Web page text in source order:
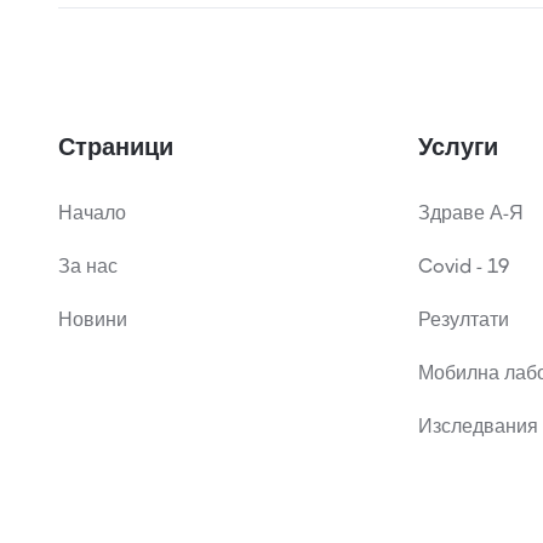
Страници
Начало
За нас
Новини
Услуги
Здраве А-Я
Covid - 19
Резултати
Мобилна
Изследвания